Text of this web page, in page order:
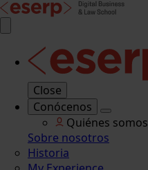
Close
Conócenos
Quiénes somos
Sobre nosotros
Historia